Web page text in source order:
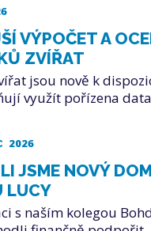
VÝPOČET A
ZVÍŘAT
jsou nově k
využít pořízena
2026
JSME NOVÝ
LUCY
s naším kolegou